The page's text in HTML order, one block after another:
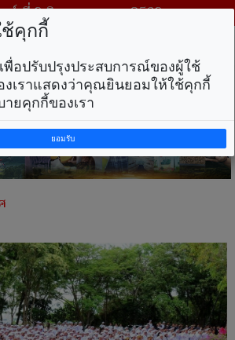
ย์ ที่ 9 สิงหาคม พ.ศ. 2569
ช้คุกกี้
พื่อปรับปรุงประสบการณ์ของผู้ใช้
งเราแสดงว่าคุณยินยอมให้ใช้คุกกี้
ยคุกกี้ของเรา
ยอมรับ